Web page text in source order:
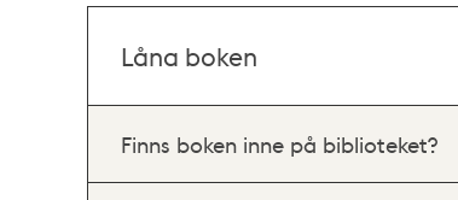
Låna boken
Finns boken inne på biblioteket?